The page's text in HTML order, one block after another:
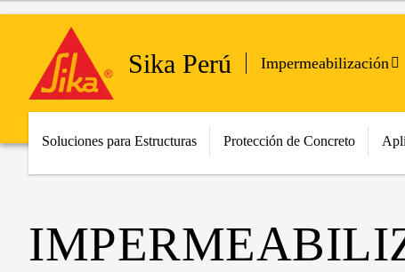
Sika Perú Impermeabilización
Soluciones para Estructuras Protección de Concreto